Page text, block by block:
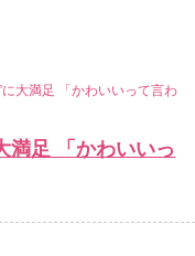
大満足 「かわいいって言わ
満足 「かわいいっ